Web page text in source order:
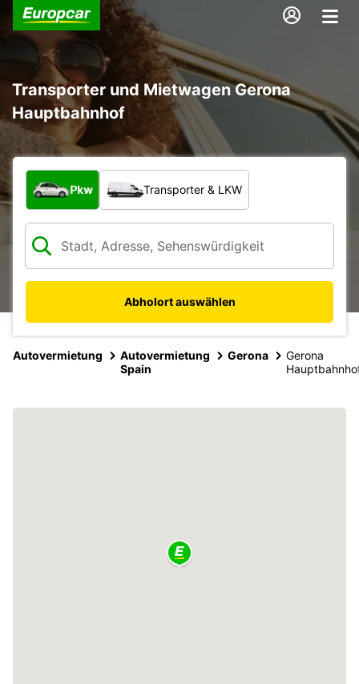
Transporter und Mietwagen Gerona
Hauptbahnhof
Welche Art von Fahrzeug?
Pkw Transporter & LKW
Abholort auswählen
Autovermietung
Autovermietung
Spain
Gerona
Gerona